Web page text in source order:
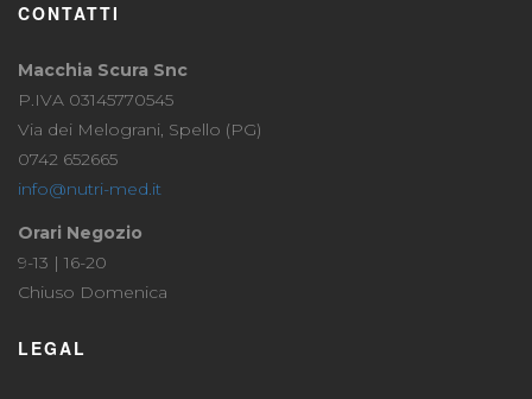
CONTATTI
Macchia Scura Snc
P.IVA 03145770545
Via dei Melograni, Spello (PG)
0742 652665
info@nutri-med.it
Orari Negozio
9-13 | 16-20
Chiuso Domenica
LEGAL